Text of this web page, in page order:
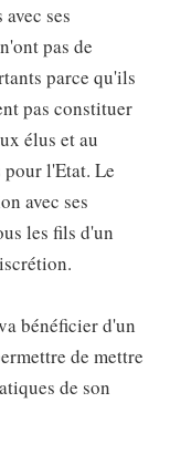
ses
pas de
parce qu'ils
pas constituer
élus et au
pour l'Etat. Le
avec ses
les fils d'un
bénéficier d'un
de mettre
de son